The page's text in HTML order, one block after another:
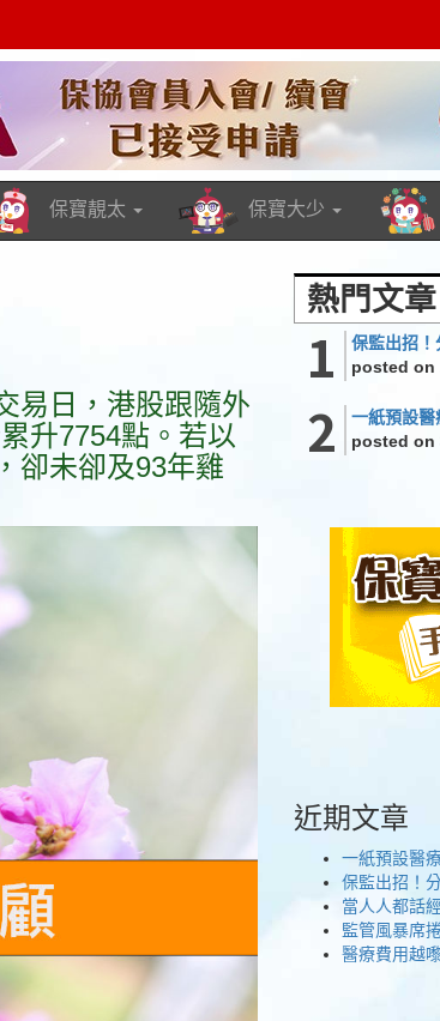
」，透過「保寶家族」不同的成員的分享，為市民大
道Bobo Channel」, 同Like我地個Facebook Fanpage, 緊
道Bobo Channel」Facebook fanpage
協保寶頻道Bobo Channel」
保寶靚太 保寶大少
易日，港股跟隨外
升7754點。若以
卻未卻及93年雞
熱門文章
保監出招！
posted on
一紙預設醫
posted on
近期文章
一紙預設醫
保監出招！
當人人都話
監管風暴席
醫療費用越